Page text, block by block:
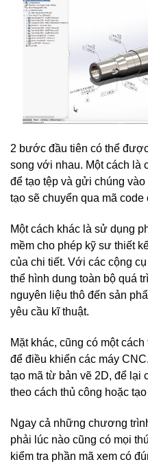
2 bước đầu tiên có thể
song với nhau. Một cách là
để tạo tệp và gửi chúng
tạo sẽ chuyển qua mã
Một cách khác là sử dụng
mềm cho phép kỹ sư thiết
của chi tiết. Với các cộng
thể hình dung toàn bộ quá
nguyên liệu thô đến sản
yêu cầu kĩ thuật.
Mặt khác, cũng có một
để điều khiển các máy
tạo mã từ bản vẽ 2D, để lại
theo cách thủ công hoặc
Ngay cả những chương
phải lúc nào cũng có mọi
kiểm tra phần mã xem có